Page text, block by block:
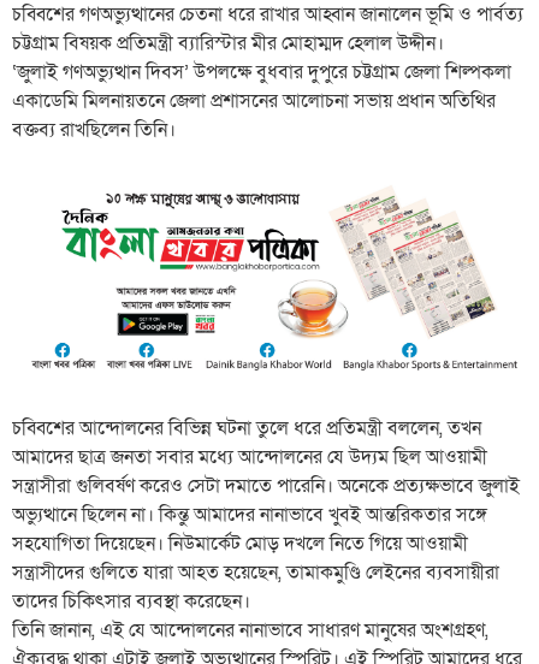
চব্বিশের গণঅভ্যুত্থানের চেতনা ধরে রাখার আহ্বান জানালেন ভূমি ও পার্বত্য
চট্টগ্রাম বিষয়ক প্রতিমন্ত্রী ব্যারিস্টার মীর মোহাম্মদ হেলাল উদ্দীন।
‘জুলাই গণঅভ্যুত্থান দিবস’ উপলক্ষে বুধবার দুপুরে চট্টগ্রাম জেলা শিল্পকলা
একাডেমি মিলনায়তনে জেলা প্রশাসনের আলোচনা সভায় প্রধান অতিথির
বক্তব্য রাখছিলেন তিনি।
চব্বিশের আন্দোলনের বিভিন্ন ঘটনা তুলে ধরে প্রতিমন্ত্রী বললেন, তখন
আমাদের ছাত্র জনতা সবার মধ্যে আন্দোলনের যে উদ্যম ছিল আওয়ামী
সন্ত্রাসীরা গুলিবর্ষণ করেও সেটা দমাতে পারেনি। অনেকে প্রত্যক্ষভাবে জুলাই
অভ্যুত্থানে ছিলেন না। কিন্তু আমাদের নানাভাবে খুবই আন্তরিকতার সঙ্গে
সহযোগিতা দিয়েছেন। নিউমার্কেট মোড় দখলে নিতে গিয়ে আওয়ামী
সন্ত্রাসীদের গুলিতে যারা আহত হয়েছেন, তামাকমুণ্ডি লেইনের ব্যবসায়ীরা
তাদের চিকিৎসার ব্যবস্থা করেছেন।
তিনি জানান, এই যে আন্দোলনের নানাভাবে সাধারণ মানুষের অংশগ্রহণ,